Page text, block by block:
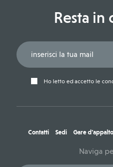
Resta in
Ho letto ed accetto le
Contatti Sedi Gare d'appalto
Naviga